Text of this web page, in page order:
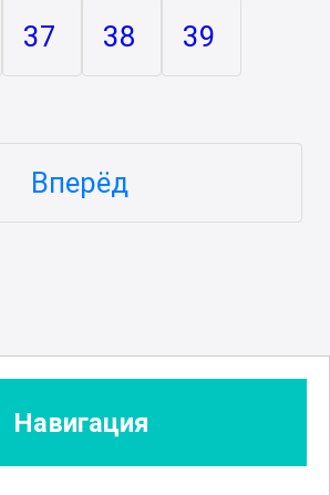
37 38 39
Вперёд
Навигация